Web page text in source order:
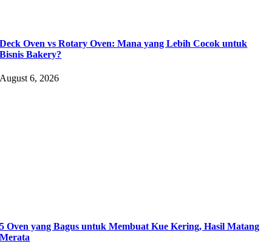
Deck Oven vs Rotary Oven: Mana yang Lebih Cocok untuk
Bisnis Bakery?
August 6, 2026
5 Oven yang Bagus untuk Membuat Kue Kering, Hasil Matang
Merata